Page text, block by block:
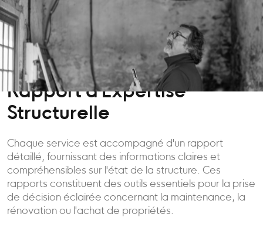
Rapport d'Expertise
Structurelle
Chaque service est accompagné d'un rapport
détaillé, fournissant des informations claires et
compréhensibles sur l'état de la structure. Ces
rapports constituent des outils essentiels pour la prise
de décision éclairée concernant la maintenance, la
rénovation ou l'achat de propriétés.